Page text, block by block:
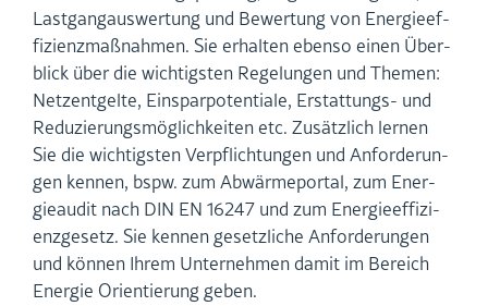
Last­gang­aus­wer­tung und Be­wer­tung von En­er­gie­ef­
fi­zi­enz­maß­nah­men. Sie er­hal­ten eben­so einen Über­
blick über die wich­tigs­ten Re­ge­lun­gen und The­men:
Netz­ent­gel­te, Ein­spar­po­ten­tia­le, Er­stat­tungs- und
Re­du­zie­rungs­mög­lich­kei­ten etc. Zu­sätz­lich ler­nen
Sie die wich­tigs­ten Ver­pflich­tun­gen und An­for­de­run­
gen ken­nen, bspw. zum Ab­wär­me­por­tal, zum En­er­
gie­au­dit nach DIN EN 16247 und zum En­er­gie­ef­fi­zi­
enz­ge­setz. Sie ken­nen ge­setz­li­che An­for­de­run­gen
und kön­nen Ihrem Un­ter­neh­men damit im Be­reich
En­er­gie Ori­en­tie­rung geben.